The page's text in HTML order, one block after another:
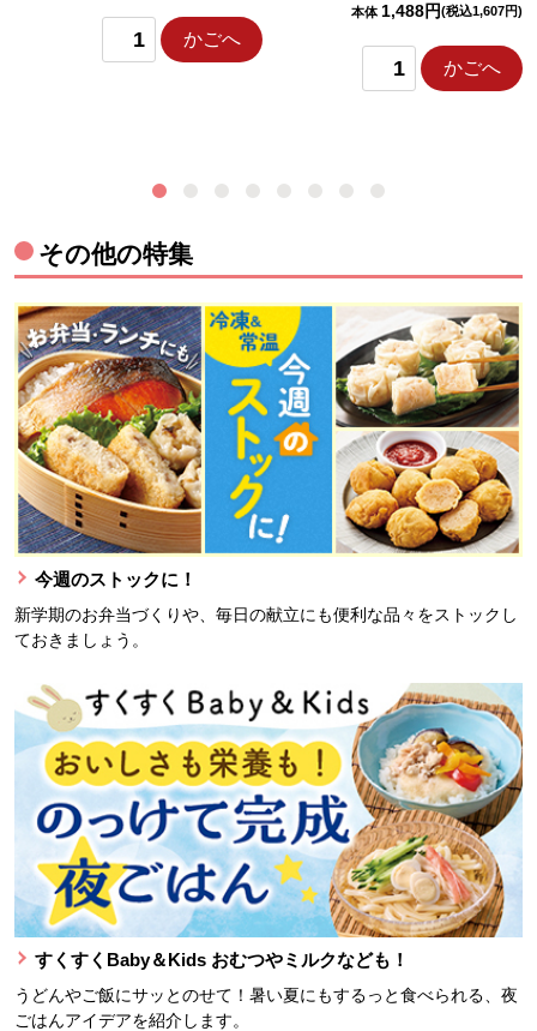
かごへ
本体 1,488円(税込1,607円)
かごへ
その他の特集
今週のストックに！
新学期のお弁当づくりや、毎日の献立にも便利な品々をストックし
ておきましょう。
すくすくBaby＆Kids おむつやミルクなども！
うどんやご飯にサッとのせて！暑い夏にもするっと食べられる、夜
ごはんアイデアを紹介します。